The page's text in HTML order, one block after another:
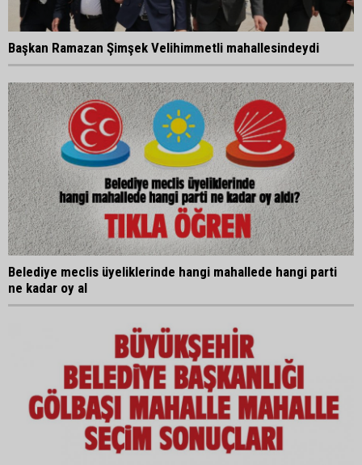
Başkan Ramazan Şimşek Velihimmetli mahallesindeydi
Belediye meclis üyeliklerinde hangi mahallede hangi parti
ne kadar oy al